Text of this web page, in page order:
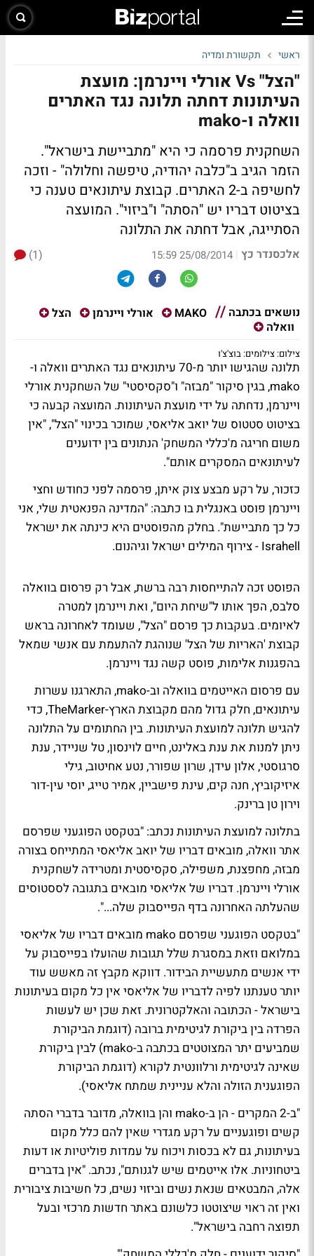
ראשי תקשורת ומדיה
"הצל" Vs אורלי ויינרמן: מועצת
העיתונות דחתה תלונה נגד האתרים
וואלה ו-mako
השחקנית פרסמה כי היא "מתביישת בישראל".
הזמר הגיב ב"כלבה יהודיה, טיפשה וחלולה" - וזכה
לחשיפה ב-2 האתרים. קבוצת עיתונאים טענה כי
בציטוט דבריו יש "הסתה" ו"ביזוי". המועצה
הסתייגה, אבל דחתה את התלונה
אלכסנדר כץ |
25/08/2014 15:59
(1)
נושאים בכתבה MAKO אורלי ויינרמן
הצל
וואלה
צילום: צילומים: בוצ'צ'ו
תלונה שהגישו יותר מ-70 עיתונאים נגד האתרים וואלה ו-
mako, בגין סיקור "מבזה" ו"סקסיסטי" של השחקנית אורלי
ויינרמן, נדחתה על ידי מועצת העיתונות. המועצה קבעה כי
בציטוט סטטוס של יואב אליאסי, שמוכר בכינוי "הצל", "אין
משום חריגה מ'כללי המשחק' הנתונים בין ידוענים
לעיתונאים המסקרים אותם".
כזכור, על רקע מבצע צוק איתן, פרסמה לפני כחודש וחצי
ויינרמן פוסט באנגלית בו כתבה: "המדינה הפנאטית שלי, אני
כל כך מתביישת". בחלק מהפוסטים היא כינתה את ישראל
Israhell - צירוף המילים ישראל וגיהנום.
הפוסט זכה להתייחסות רבה ברשת, אבל רק פרסום בוואלה
סלבס, הפך אותו ל"שיחת היום", ואת ויינרמן למטרה
לאיומים. בעקבות כך פרסם "הצל", שעומד לאחרונה בראש
קבוצת 'האריות של הצל' שנוהגת להתעמת עם אנשי שמאל
בהפגנות אלימות, פוסט קשה נגד ויינרמן.
עם פרסום האייטמים בוואלה וב-mako, התארגנו עשרות
עיתונאים, חלק גדול מהם מקבוצת הארץ-TheMarker
, כדי
להגיש תלונה למועצת העיתונות. בין החתומים על התלונה
ניתן למנות את ענת באלינט, חיים לוינסון,טל שניידר, ענת
סרגוסטי, אלון עידן, שרון שפורר, נטע אחיטוב, גילי
איזיקוביץ, חנה קים, עינת פישביין, אמיר טייג, יוסי עין-דור
וירון טן ברינק.
בתלונה למועצת העיתונות נכתב: "בטקסט הפוגעני שפרסם
אתר וואלה, מובאים דבריו של יואב אליאסי המתייחס בצורה
מבזה, מחפצנת, משפילה, סקסיסטית ומטרידה לשחקנית
אורלי ויינרמן. דבריו של אליאסי מובאים בתגובה לססטוסים
שהעלתה האחרונה בדף הפייסבוק שלה...".
"בטקסט הפוגעני שפרסם mako מובאים דבריו של אליאסי
במלואם וזאת במסגרת שלל תגובות שהועלו בפייסבוק על
ידי אנשים מתעשיית הבידור. דווקא מקבץ זה מאשש עוד
יותר טענתנו לפיה לדבריו של אליאסי אין כל מקום בעיתונות
בישראל - הכתובה והאלקטרונית. זאת שכן יש לעשות
הפרדה בין ביקורת לגיטימית ברובה (דוגמת הביקורת
שמביעים יתר המצוטטים בכתבה ב-mako) לבין ביקורת
שאינה לגיטימית ורלוונטית לקורא (דוגמת הביקורת
הפוגענית הזולה והלא עניינית שמתח אליאסי).
"ב-2 המקרים - הן ב-mako והן בוואלה, מדובר בדברי הסתה
קשים ופוגעניים על רקע מגדרי שאין להם כלל מקום
בעיתונות, גם לא בכסות ויכוח על עמדות פוליטיות או דעות
ביטחוניות. אלו אייטמים שיש לגנותם", נכתב. "אין בדברים
אלה, המבטאים שנאת נשים וביזוי נשים, כל חשיבות ציבורית
ואין זה ראוי שיצוטטו כלשונם באתר חדשות מרכזי ובעל
תפוצה רחבה בישראל".